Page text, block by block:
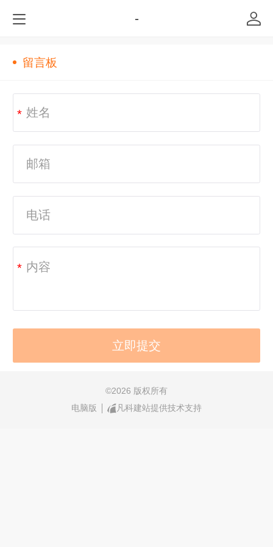
-
留言板
*
*
©2026 版权所有
电脑版
凡科建站提供技术支持